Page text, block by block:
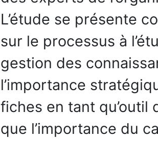
L’étude se présente
sur le processus à
gestion des
l’importance
fiches en tant qu’outil
que l’importance du